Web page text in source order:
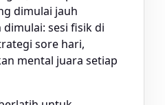
dimulai jauh
sesi fisik di
sore hari,
mental juara setiap